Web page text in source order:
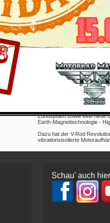
Technik
Der neue 1130
der V Rod den Charakter
Ein Dreh am Gasgriff, und
60-Grad-V-Twin mit je zwei
Vierventilköpfen erlaubt
pro Minute. Gespeist durch
einer nicht minder gewaltigen
Doch damit nicht genug:
Einspritzung, High-Energy-
Zündspulen sowie eine neue
Earth-Magnettechnologie -
Dazu hat der V-Rod
vibrationsisolierte
Schau' auch